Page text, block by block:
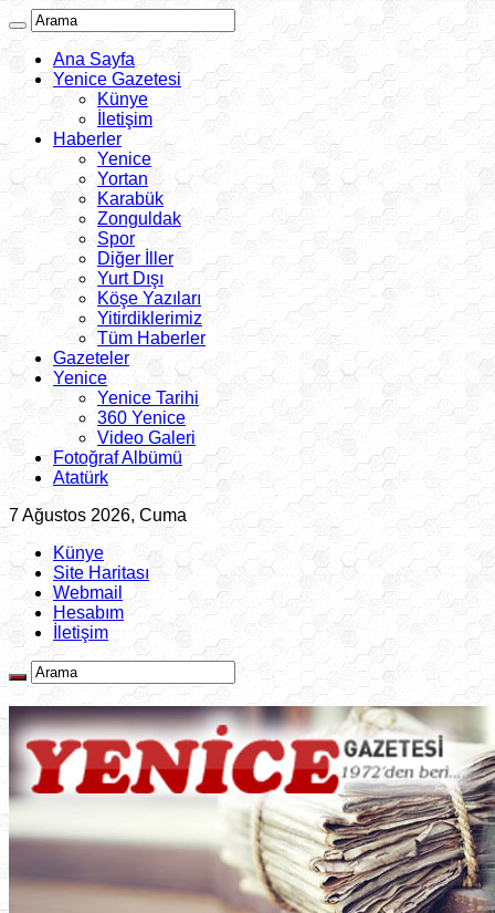
Ana Sayfa
Yenice Gazetesi
Künye
İletişim
Haberler
Yenice
Yortan
Karabük
Zonguldak
Spor
Diğer İller
Yurt Dışı
Köşe Yazıları
Yitirdiklerimiz
Tüm Haberler
Gazeteler
Yenice
Yenice Tarihi
360 Yenice
Video Galeri
Fotoğraf Albümü
Atatürk
7 Ağustos 2026, Cuma
Künye
Site Haritası
Webmail
Hesabım
İletişim